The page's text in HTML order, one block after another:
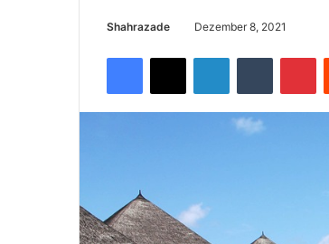
Shahrazade Dezember 8, 2021